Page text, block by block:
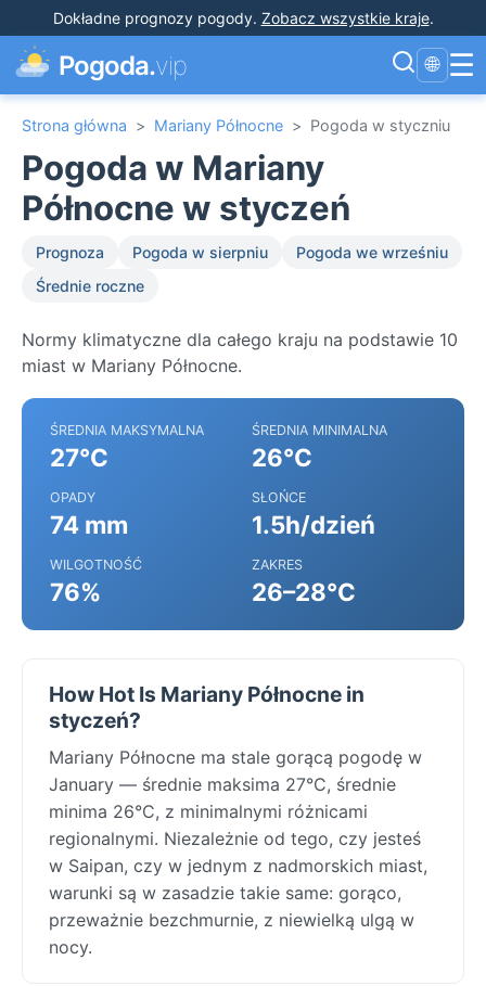
Dokładne prognozy pogody. Zobacz wszystkie kraje.
Pogoda.vip 🌐 ☰
Strona główna > Mariany Północne > Pogoda w styczniu
Pogoda w Mariany
Północne w styczeń
Prognoza Pogoda w sierpniu
Pogoda we wrześniu
Średnie roczne
Normy klimatyczne dla całego kraju na podstawie 10
miast w Mariany Północne.
ŚREDNIA MAKSYMALNA
27°C
ŚREDNIA MINIMALNA
26°C
OPADY
74 mm
SŁOŃCE
1.5h/dzień
WILGOTNOŚĆ
76%
ZAKRES
26–28°C
How Hot Is Mariany Północne in
styczeń?
Mariany Północne ma stale gorącą pogodę w
January — średnie maksima 27°C, średnie
minima 26°C, z minimalnymi różnicami
regionalnymi. Niezależnie od tego, czy jesteś
w Saipan, czy w jednym z nadmorskich miast,
warunki są w zasadzie takie same: gorąco,
przeważnie bezchmurnie, z niewielką ulgą w
nocy.